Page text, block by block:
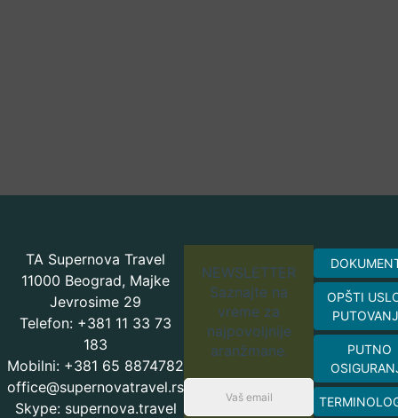
TA Supernova Travel
11000 Beograd, Majke
Jevrosime 29
Telefon: +381 11 33 73
183
Mobilni: +381 65 8874782
office@supernovatravel.rs
Skype: supernova.travel
NEWSLETTER
Saznajte na
vreme za
najpovoljnije
aranžmane.
OPŠTI
PUTNO